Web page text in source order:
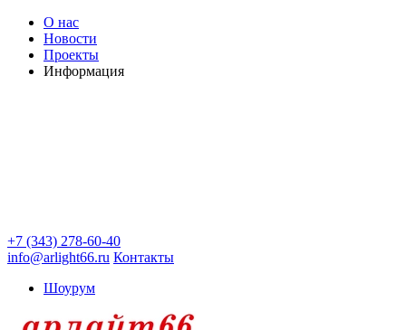
О нас
Новости
Проекты
Информация
+7 (343) 278-60-40
info@arlight66.ru Контакты
Шоурум